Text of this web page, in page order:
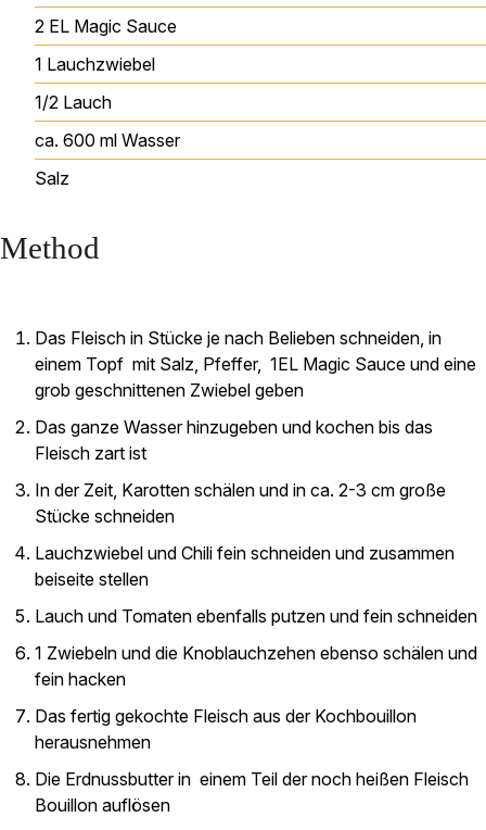
2 EL Magic Sauce
1 Lauchzwiebel
1/2 Lauch
ca. 600 ml Wasser
Salz
Method
Das Fleisch in Stücke je nach Belieben schneiden, in
einem Topf mit Salz, Pfeffer, 1EL Magic Sauce und eine
grob geschnittenen Zwiebel geben
Das ganze Wasser hinzugeben und kochen bis das
Fleisch zart ist
In der Zeit, Karotten schälen und in ca. 2-3 cm große
Stücke schneiden
Lauchzwiebel und Chili fein schneiden und zusammen
beiseite stellen
Lauch und Tomaten ebenfalls putzen und fein schneiden
1 Zwiebeln und die Knoblauchzehen ebenso schälen und
fein hacken
Das fertig gekochte Fleisch aus der Kochbouillon
herausnehmen
Die Erdnussbutter in einem Teil der noch heißen Fleisch
Bouillon auflösen